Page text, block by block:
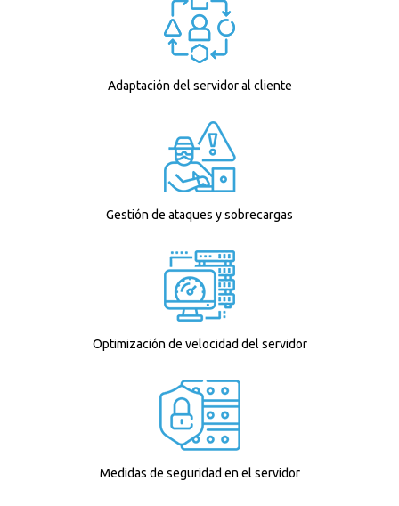
Adaptación del servidor al cliente
Gestión de ataques y sobrecargas
Optimización de velocidad del servidor
Medidas de seguridad en el servidor